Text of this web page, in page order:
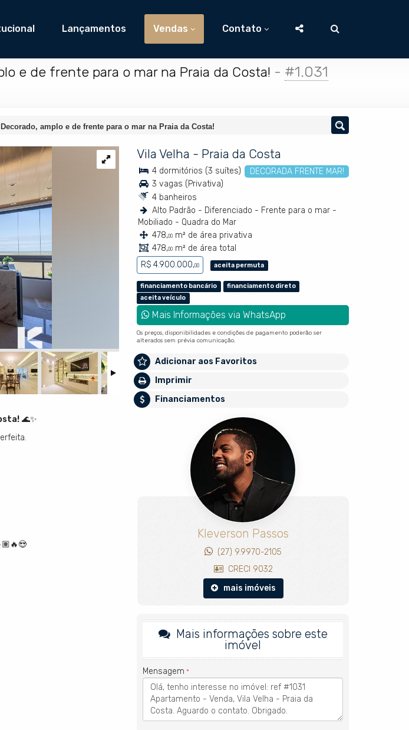
Lançamentos Vendas Contato
e de frente para o mar na Praia da Costa! - #1.031
Decorado, amplo e de frente para o mar na Praia da Costa!
Vila Velha - Praia da Costa
DECORADA FRENTE MAR!
4 dormitórios (3 suítes)
3 vagas (Privativa)
4 banheiros
Alto Padrão - Diferenciado - Frente para o mar -
Mobiliado - Quadra do Mar
478,00 m² de área privativa
478,00 m² de área total
R$ 4.900.000,00 aceita permuta
financiamento bancário
financiamento direto
aceita veículo
Mais Informações via WhatsApp
Os preços, disponibilidades e condições de pagamento poderão ser
alterados sem prévia comunicação.
Adicionar aos Favoritos
Imprimir
Financiamentos
🌊✨
Kleverson Passos
(27) 9.9970-2105
CRECI 9032
mais imóveis
Mais informações sobre este
imóvel
Mensagem